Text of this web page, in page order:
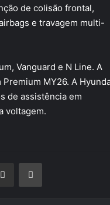
de colisão frontal,
e travagem multi-
Vanguard e N Line. A
MY26. A
de assistência em
voltagem.
Partilhar Via Email Imprimir